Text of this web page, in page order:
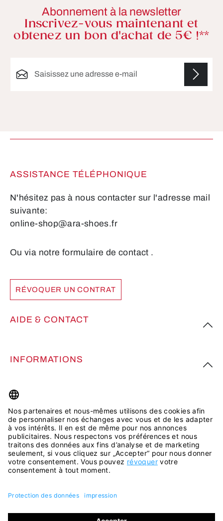
Abonnement à la newsletter
Inscrivez-vous maintenant et
obtenez un bon d'achat de 5€ !**
ASSISTANCE TÉLÉPHONIQUE
N'hésitez pas à nous contacter sur l'adresse mail
suivante:
online-shop@ara-shoes.fr
Ou via notre formulaire de contact .
RÉVOQUER UN CONTRAT
AIDE & CONTACT
INFORMATIONS
PLUS D’INSPIRATION